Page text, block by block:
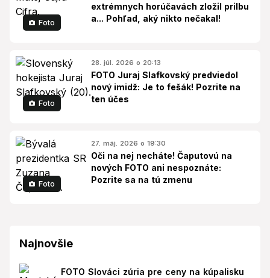
Foto
extrémnych horúčavách zložil prilbu
a... Pohľad, aký nikto nečakal!
Foto
28. júl. 2026 o 20:13
FOTO Juraj Slafkovský predviedol
nový imidž: Je to fešák! Pozrite na
ten účes
Foto
27. máj. 2026 o 19:30
Oči na nej necháte! Čaputovú na
nových FOTO ani nespoznáte:
Pozrite sa na tú zmenu
Najnovšie
FOTO Slováci zúria pre ceny na kúpalisku